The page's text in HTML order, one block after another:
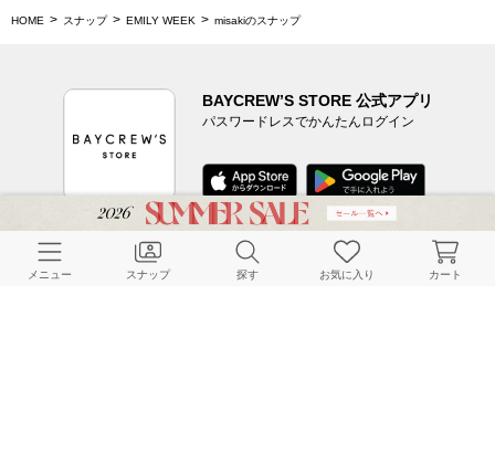
HOME スナップ EMILY WEEK misakiのスナップ
BAYCREW’S STORE 公式アプリ
パスワードレスでかんたんログイン
CUSTOMER SERVICE
メニュー スナップ 探す お気に入り カート